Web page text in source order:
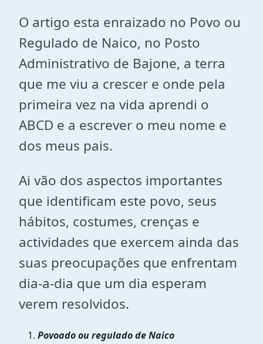
O artigo esta enraizado no Povo ou
Regulado de Naico, no Posto
Administrativo de Bajone, a terra
que me viu a crescer e onde pela
primeira vez na vida aprendi o
ABCD e a escrever o meu nome e
dos meus pais.
Ai vão dos aspectos importantes
que identificam este povo, seus
hábitos, costumes, crenças e
actividades que exercem ainda das
suas preocupações que enfrentam
dia-a-dia que um dia esperam
verem resolvidos.
Povoado ou regulado de Naico